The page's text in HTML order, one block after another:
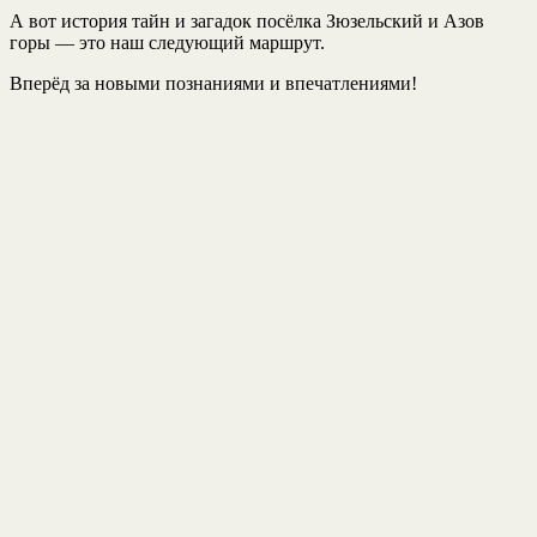
А вот история тайн и загадок посёлка Зюзельский и Азов
горы — это наш следующий маршрут.
Вперёд за новыми познаниями и впечатлениями!